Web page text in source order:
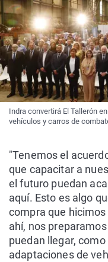
Indra convertirá El Tallerón
vehículos y carros de
"Tenemos el
que capacitar a
el futuro puedan
aquí. Esto es algo
compra que
ahí, nos
puedan llegar,
adaptaciones de